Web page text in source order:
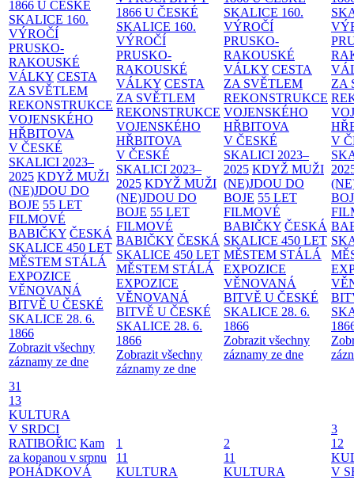
1866 U ČESKÉ
SKALICE 160.
VÝROČÍ
PRUSKO-
RAKOUSKÉ
VÁLKY CESTA
ZA SVĚTLEM
REKONSTRUKCE
VOJENSKÉHO
HŘBITOVA
V ČESKÉ
SKALICI 2023–
2025 KDYŽ MUŽI
(NE)JDOU DO
BOJE 55 LET
FILMOVÉ
BABIČKY ČESKÁ
SKALICE 450 LET
MĚSTEM STÁLÁ
EXPOZICE
VĚNOVANÁ
BITVĚ U ČESKÉ
SKALICE 28. 6.
1866
Zobrazit všechny
záznamy ze dne
1866 U ČESKÉ
SKALICE 160.
VÝROČÍ
PRUSKO-
RAKOUSKÉ
VÁLKY CESTA
ZA SVĚTLEM
REKONSTRUKCE
VOJENSKÉHO
HŘBITOVA
V ČESKÉ
SKALICI 2023–
2025 KDYŽ MUŽI
(NE)JDOU DO
BOJE 55 LET
FILMOVÉ
BABIČKY ČESKÁ
SKALICE 450 LET
MĚSTEM STÁLÁ
EXPOZICE
VĚNOVANÁ
BITVĚ U ČESKÉ
SKALICE 28. 6.
1866
Zobrazit všechny
záznamy ze dne
SKALICE 160.
VÝROČÍ
PRUSKO-
RAKOUSKÉ
VÁLKY CESTA
ZA SVĚTLEM
REKONSTRUKCE
VOJENSKÉHO
HŘBITOVA
V ČESKÉ
SKALICI 2023–
2025 KDYŽ MUŽI
(NE)JDOU DO
BOJE 55 LET
FILMOVÉ
BABIČKY ČESKÁ
SKALICE 450 LET
MĚSTEM STÁLÁ
EXPOZICE
VĚNOVANÁ
BITVĚ U ČESKÉ
SKALICE 28. 6.
1866
Zobrazit všechny
záznamy ze dne
ZA
V
31
13
KULTURA
V SRDCI
RATIBOŘIC Kam
za kopanou v srpnu
POHÁDKOVÁ
1
11
KULTURA
2
11
KULTURA
3
12
V